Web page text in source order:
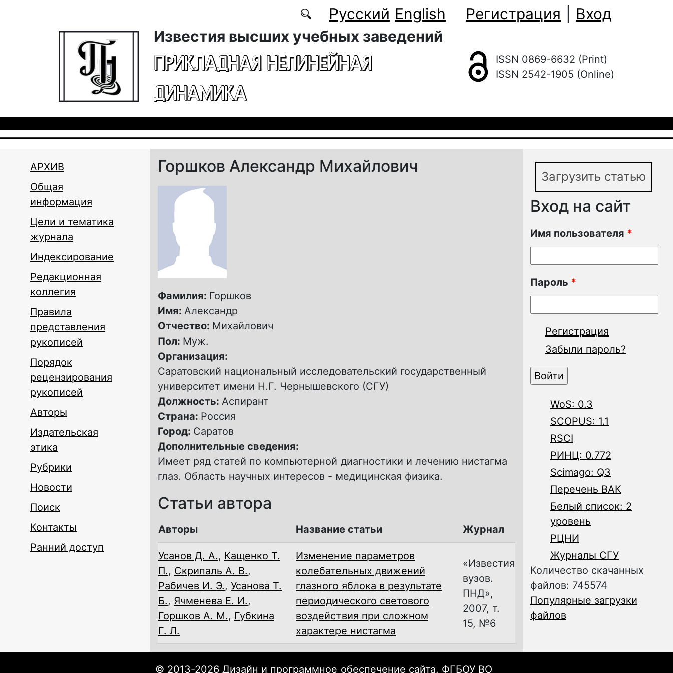
Русский English Регистрация
Вход
Известия высших учебных заведений
ПРИКЛАДНАЯ НЕЛИНЕЙНАЯ
ДИНАМИКА
ISSN 0869-6632 (Print)
ISSN 2542-1905 (Online)
АРХИВ
Общая
информация
Цели и тематика
журнала
Индексирование
Редакционная
коллегия
Правила
представления
рукописей
Порядок
рецензирования
рукописей
Авторы
Издательская
этика
Рубрики
Новости
Поиск
Контакты
Ранний доступ
Горшков Александр Михайлович
Фамилия: Горшков
Имя: Александр
Отчество: Михайлович
Пол: Муж.
Организация:
Саратовский национальный исследовательский государственный
университет имени Н.Г. Чернышевского (СГУ)
Должность: Аспирант
Страна: Россия
Город: Саратов
Дополнительные сведения:
Имеет ряд статей по компьютерной диагностики и лечению нистагма
глаз. Область научных интересов - медицинская физика.
Статьи автора
Авторы Название статьи Журнал
Усанов Д. А., Кащенко Т.
П., Скрипаль А. В.,
Рабичев И. Э., Усанова Т.
Б., Ячменева Е. И.,
Горшков А. М., Губкина
Г. Л.
Изменение параметров
колебательных движений
глазного яблока в результате
периодического светового
воздействия при сложном
характере нистагма
«Известия
вузов.
ПНД»,
2007, т.
15, №6
Загрузить статью
Вход на сайт
Имя пользователя *
Пароль *
Регистрация
Забыли пароль?
WoS: 0.3
SCOPUS: 1.1
RSCI
РИНЦ: 0.772
Scimago: Q3
Перечень ВАК
Белый список: 2
уровень
РЦНИ
Журналы СГУ
Количество скачанных
файлов: 745574
Популярные загрузки
файлов
© 2013-2026 Дизайн и программное обеспечение сайта. ФГБОУ ВО